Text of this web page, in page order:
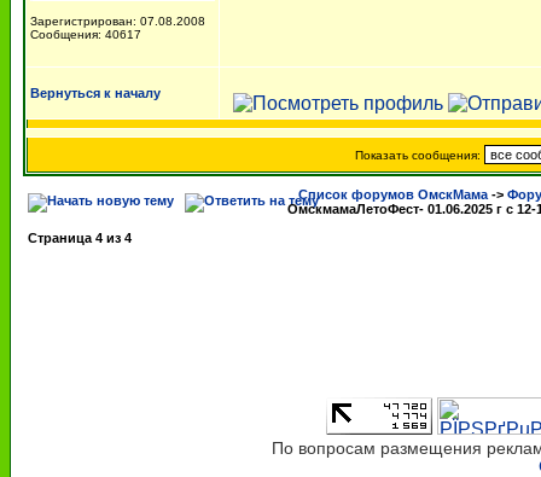
Зарегистрирован: 07.08.2008
Сообщения: 40617
Вернуться к началу
Показать сообщения:
Список форумов ОмскМама ->
ОмскмамаЛетоФест- 01.06.2025 г с
Страница 4 из 4
По вопросам размещения